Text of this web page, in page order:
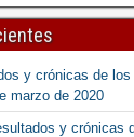
y crónicas de
marzo de 2020
y crónicas